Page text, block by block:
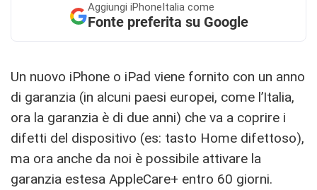
Aggiungi iPhoneItalia come
Fonte preferita su Google
Un nuovo iPhone o iPad viene fornito con un anno
di garanzia (in alcuni paesi europei, come l’Italia,
ora la garanzia è di due anni) che va a coprire i
difetti del dispositivo (es: tasto Home difettoso),
ma ora anche da noi è possibile attivare la
garanzia estesa AppleCare+ entro 60 giorni.